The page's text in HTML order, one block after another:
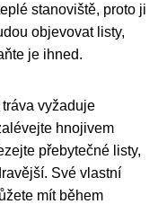
stanoviště, proto ji
objevovat listy,
je ihned.
vyžaduje
hnojivem
přebytečné listy,
Své vlastní
mít během